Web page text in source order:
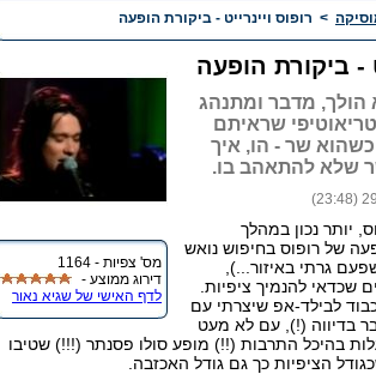
> רופוס ויינרייט - ביקורת הופעה
מס' צפיות - 1164
דירוג ממוצע -
לדף האישי של שגיא נאור
- ביקורת הופעה
הולך, מדבר ומתנהג
שראיתם
שר - הו, איך
שלא להתאהב בו.
29/
יותר נכון במהלך
של רופוס בחיפוש נואש
גרתי באיזור...),
שכדאי להנמיך ציפיות.
לבילד-אפ שיצרתי עם
בדיווה (!), עם לא מעט
בהיכל התרבות (!!) מופע סולו פסנתר (!!!) שטיבו
הציפיות כך גם גודל האכזבה.